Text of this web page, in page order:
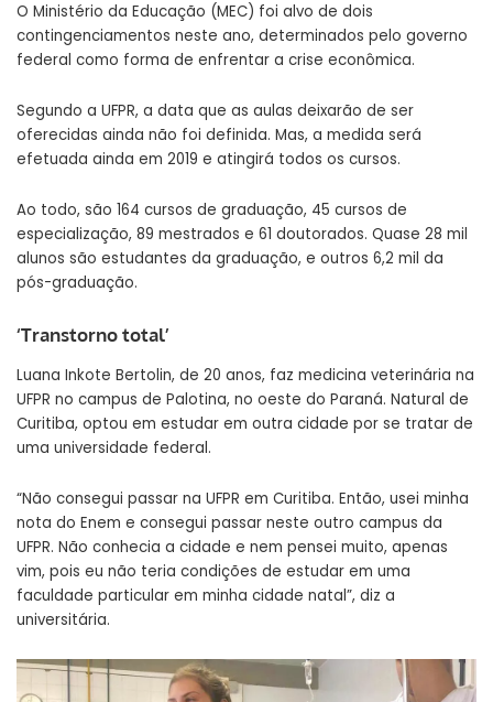
O Ministério da Educação (MEC) foi alvo de dois
contingenciamentos neste ano, determinados pelo governo
federal como forma de enfrentar a crise econômica.
Segundo a UFPR, a data que as aulas deixarão de ser
oferecidas ainda não foi definida. Mas, a medida será
efetuada ainda em 2019 e atingirá todos os cursos.
Ao todo, são 164 cursos de graduação, 45 cursos de
especialização, 89 mestrados e 61 doutorados. Quase 28 mil
alunos são estudantes da graduação, e outros 6,2 mil da
pós-graduação.
‘Transtorno total’
Luana Inkote Bertolin, de 20 anos, faz medicina veterinária na
UFPR no campus de Palotina, no oeste do Paraná. Natural de
Curitiba, optou em estudar em outra cidade por se tratar de
uma universidade federal.
“Não consegui passar na UFPR em Curitiba. Então, usei minha
nota do Enem e consegui passar neste outro campus da
UFPR. Não conhecia a cidade e nem pensei muito, apenas
vim, pois eu não teria condições de estudar em uma
faculdade particular em minha cidade natal”, diz a
universitária.